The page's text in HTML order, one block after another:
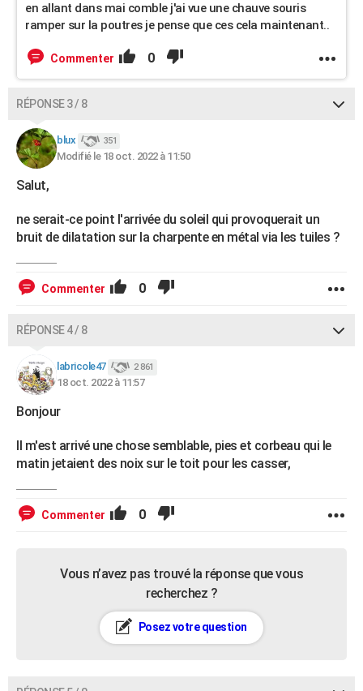
en allant dans mai comble j'ai vue une chauve souris
ramper sur la poutres je pense que ces cela maintenant..
Commenter 0
RÉPONSE 3 / 8
blux 351
Modifié le 18 oct. 2022 à 11:50
Salut,
ne serait-ce point l'arrivée du soleil qui provoquerait un
bruit de dilatation sur la charpente en métal via les tuiles ?
Commenter 0
RÉPONSE 4 / 8
labricole47 2 861
18 oct. 2022 à 11:57
Bonjour
Il m'est arrivé une chose semblable, pies et corbeau qui le
matin jetaient des noix sur le toit pour les casser,
Commenter 0
Vous n’avez pas trouvé la réponse que vous
recherchez ?
Posez votre question